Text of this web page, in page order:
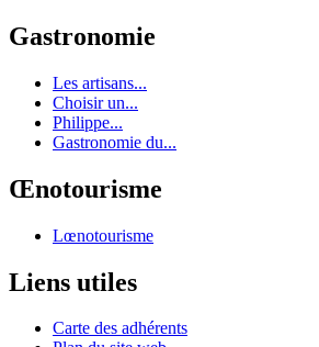
Gastronomie
Les artisans...
Choisir un...
Philippe...
Gastronomie du...
Œnotourisme
Lœnotourisme
Liens utiles
Carte des adhérents